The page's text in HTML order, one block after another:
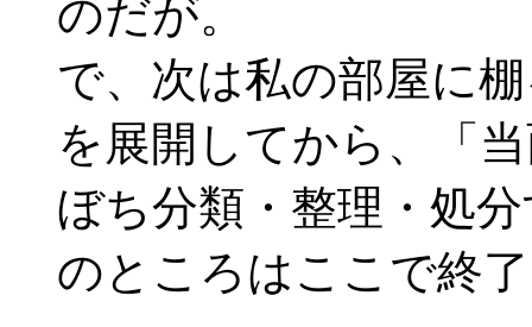
のだが。
で、次は私の部屋に
を展開してから、「
ぼち分類・整理・処
のところはここで終